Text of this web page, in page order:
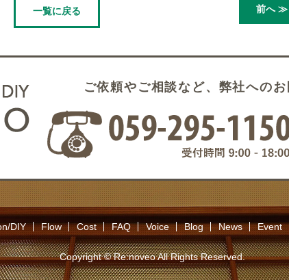
一覧に戻る 前へ ≫
ご依頼やご相談など、弊社への
DIY Flow Cost FAQ Voice Blog News Event
Copyright © Re:noveo All Rights Reserved.